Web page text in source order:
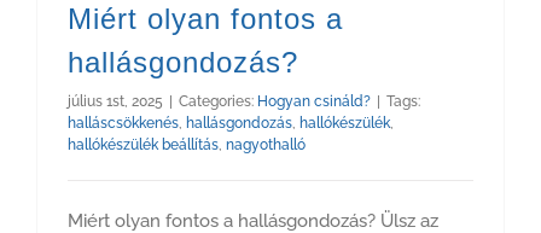
Miért olyan fontos a
hallásgondozás?
július 1st, 2025 | Categories: Hogyan csináld? | Tags:
halláscsökkenés hallásgondozás hallókészülék
hallókészülék beállítás nagyothalló
Miért olyan fontos a hallásgondozás? Ülsz az